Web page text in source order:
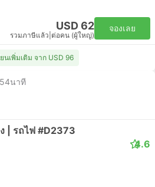
USD 62
รวมภาษีแล้ว ต่อคน (ผู้ใหญ่)
จองเลย
นเพิ่มเติม จาก USD 96
นาที
| รถไฟ #D2373
4.6